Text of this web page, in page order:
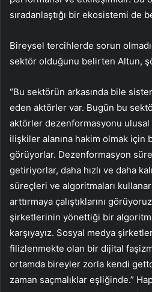
sıradanlaştığı bir ekosistemi de
Bireysel tercihlerde sorun
sektör olduğunu belirten Altun,
“Bu sektörün arkasında bile
eden aktörler var. Bugün bu
aktörler dezenformasyonu ulusal
ilişkiler alanına hakim olmak için
görüyorlar. Dezenformasyon
getiriyorlar, daha hızlı ve daha
süreçleri ve algoritmaları
arttırmaya çalıştıklarını
şirketlerinin yönettiği bir
karşıyayız. Sosyal medya
filizlenmekte olan bir dijital
ortamda bireyler zorla kendi
zaman saçmalıklar eşliğinde.”